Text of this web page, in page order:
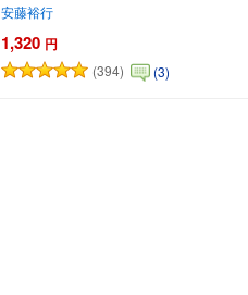
安藤裕行
1,320 円
(394) (3)カートに追加